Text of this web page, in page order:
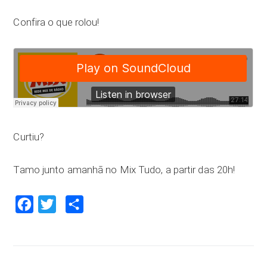
Confira o que rolou!
Curtiu?
Tamo junto amanhã no Mix Tudo, a partir das 20h!
Facebook Twitter